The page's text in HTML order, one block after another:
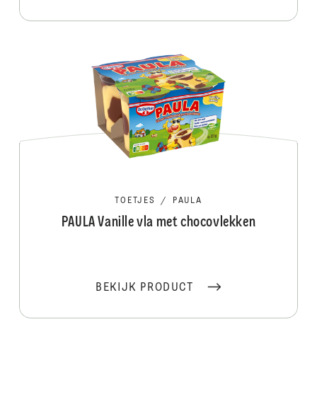
TOETJES / PAULA
PAULA Vanille vla met chocovlekken
BEKIJK PRODUCT